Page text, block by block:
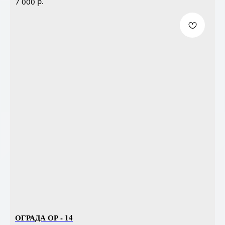
ОГРАДА ОР - 14